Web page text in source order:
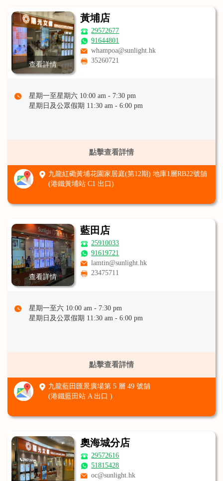
查看詳情
黃埔店
29572677
91644801
whampoa@sunlight.hk
35260721
星期一至星期六 10:00 am - 7:30 pm
星期日及公眾假期 11:30 am - 6:00 pm
點擊查看詳情
九龍紅磡黃埔花園家居庭(第12期) 地庫1層RB22號舖
(港鐵黃埔站 C1 出口)
查看詳情
藍田店
25910033
91619721
lamtin@sunlight.hk
23475711
星期一至六 10:00 am - 7:30 pm
星期日及公眾假期 11:30 am - 6:00 pm
點擊查看詳情
九龍藍田匯景廣場第 5 層 49 號舖
(港鐵藍田站 A 出口 )
奧海城分店
29572616
51815428
oc@sunlight.hk